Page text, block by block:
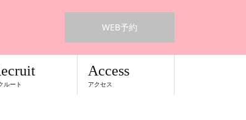
WEB予約
ルート
Access
アクセス